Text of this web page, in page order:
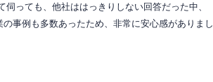
っても、他社ははっきりしない回答だった中、
事例も多数あったため、非常に安心感がありまし